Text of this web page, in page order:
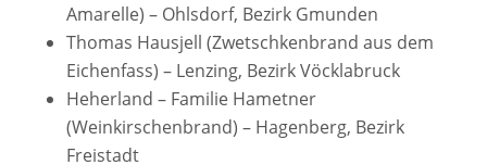
Amarelle) – Ohlsdorf, Bezirk Gmunden
Thomas Hausjell (Zwetschkenbrand aus dem
Eichenfass) – Lenzing, Bezirk Vöcklabruck
Heherland – Familie Hametner
(Weinkirschenbrand) – Hagenberg, Bezirk
Freistadt